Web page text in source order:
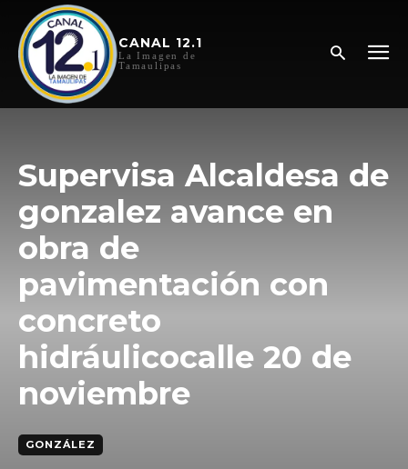
CANAL 12.1
La Imagen de
Tamaulipas
Supervisa Alcaldesa de
gonzalez avance en
obra de
pavimentación con
concreto
hidráulicocalle 20 de
noviembre
GONZÁLEZ